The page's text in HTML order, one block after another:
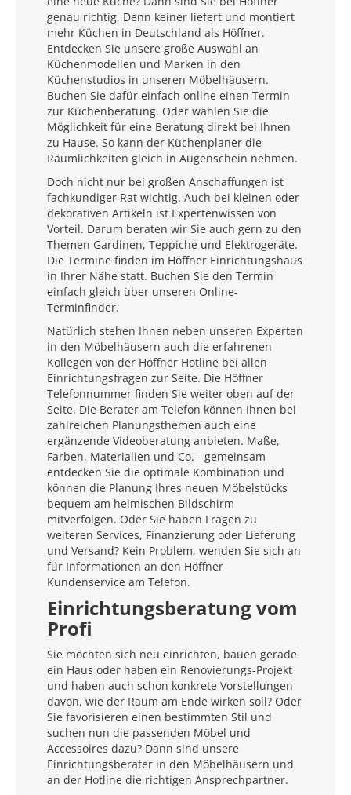
genau richtig. Denn keiner liefert und montiert
mehr Küchen in Deutschland als Höffner.
Entdecken Sie unsere große Auswahl an
Küchenmodellen und Marken in den
Küchenstudios in unseren Möbelhäusern.
Buchen Sie dafür einfach online einen Termin
zur Küchenberatung. Oder wählen Sie die
Möglichkeit für eine Beratung direkt bei Ihnen
zu Hause. So kann der Küchenplaner die
Räumlichkeiten gleich in Augenschein nehmen.
Doch nicht nur bei großen Anschaffungen ist
fachkundiger Rat wichtig. Auch bei kleinen oder
dekorativen Artikeln ist Expertenwissen von
Vorteil. Darum beraten wir Sie auch gern zu den
Themen Gardinen, Teppiche und Elektrogeräte.
Die Termine finden im Höffner Einrichtungshaus
in Ihrer Nähe statt. Buchen Sie den Termin
einfach gleich über unseren Online-
Terminfinder.
Natürlich stehen Ihnen neben unseren Experten
in den Möbelhäusern auch die erfahrenen
Kollegen von der Höffner Hotline bei allen
Einrichtungsfragen zur Seite. Die Höffner
Telefonnummer finden Sie weiter oben auf der
Seite. Die Berater am Telefon können Ihnen bei
zahlreichen Planungsthemen auch eine
ergänzende Videoberatung anbieten. Maße,
Farben, Materialien und Co. - gemeinsam
entdecken Sie die optimale Kombination und
können die Planung Ihres neuen Möbelstücks
bequem am heimischen Bildschirm
mitverfolgen. Oder Sie haben Fragen zu
weiteren Services, Finanzierung oder Lieferung
und Versand? Kein Problem, wenden Sie sich an
für Informationen an den Höffner
Kundenservice am Telefon.
Einrichtungsberatung vom
Profi
Sie möchten sich neu einrichten, bauen gerade
ein Haus oder haben ein Renovierungs-Projekt
und haben auch schon konkrete Vorstellungen
davon, wie der Raum am Ende wirken soll? Oder
Sie favorisieren einen bestimmten Stil und
suchen nun die passenden Möbel und
Accessoires dazu? Dann sind unsere
Einrichtungsberater in den Möbelhäusern und
an der Hotline die richtigen Ansprechpartner.